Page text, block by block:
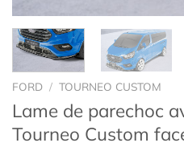
FORD / TOURNEO CUSTOM
Lame de parechoc
Tourneo Custom